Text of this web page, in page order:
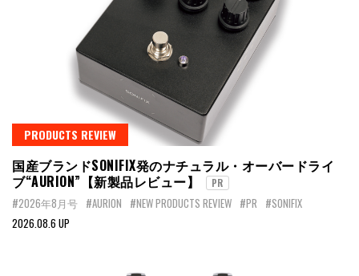
PRODUCTS REVIEW
国産ブランドSONIFIX発のナチュラル・オーバードライ
ブ“AURION”【新製品レビュー】
PR
#2026年8月号 #AURION #NEW PRODUCTS REVIEW #PR #SONIFIX
2026.08.6 UP